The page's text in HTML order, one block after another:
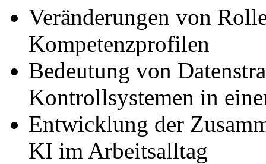
Veränderungen von
Kompetenzprofilen
Bedeutung von
Kontrollsystemen in
Entwicklung der
KI im Arbeitsalltag